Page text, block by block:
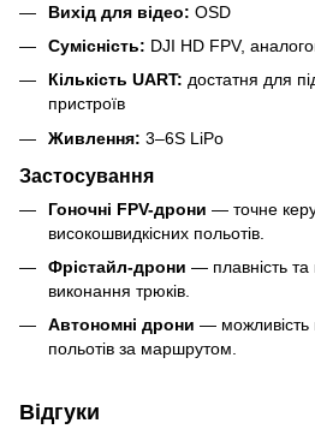
Вихід для відео: OSD
Сумісність: DJI HD FPV,
Кількість UART: достатня для
пристроїв
Живлення: 3–6S LiPo
Застосування
Гоночні FPV-дрони — точне
високошвидкісних польотів.
Фрістайл-дрони — плавність та
виконання трюків.
Автономні дрони — можливість
польотів за маршрутом.
Відгуки